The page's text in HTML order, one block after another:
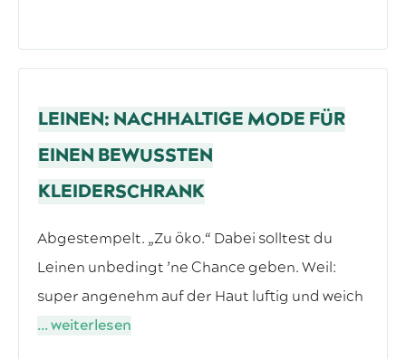
LEINEN: NACHHALTIGE MODE FÜR
EINEN BEWUSSTEN
KLEIDERSCHRANK
Abgestempelt. „Zu öko.“ Dabei solltest du
Leinen unbedingt ’ne Chance geben. Weil:
super angenehm auf der Haut luftig und weich
... weiterlesen